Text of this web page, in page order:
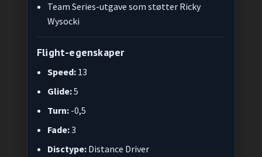
Team Series-utgave som støtter Ricky
Wysocki
Flight-egenskaper
Speed: 13
Glide:5
Turn: -0,5
Fade:3
Disctype: Distance Driver